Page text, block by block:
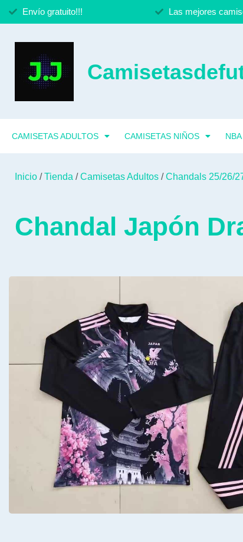
Envío gratuito!!! Las mejores
CAMISETAS ADULTOS CAMISETAS NIÑOS NBA
Inicio /Tienda /Camisetas Adultos /Chandals 25/26/
Chandal Japón